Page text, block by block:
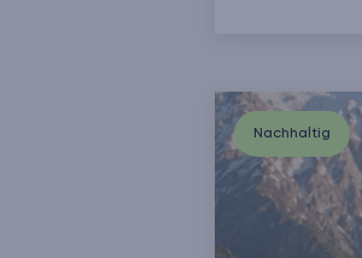
Nachhaltig